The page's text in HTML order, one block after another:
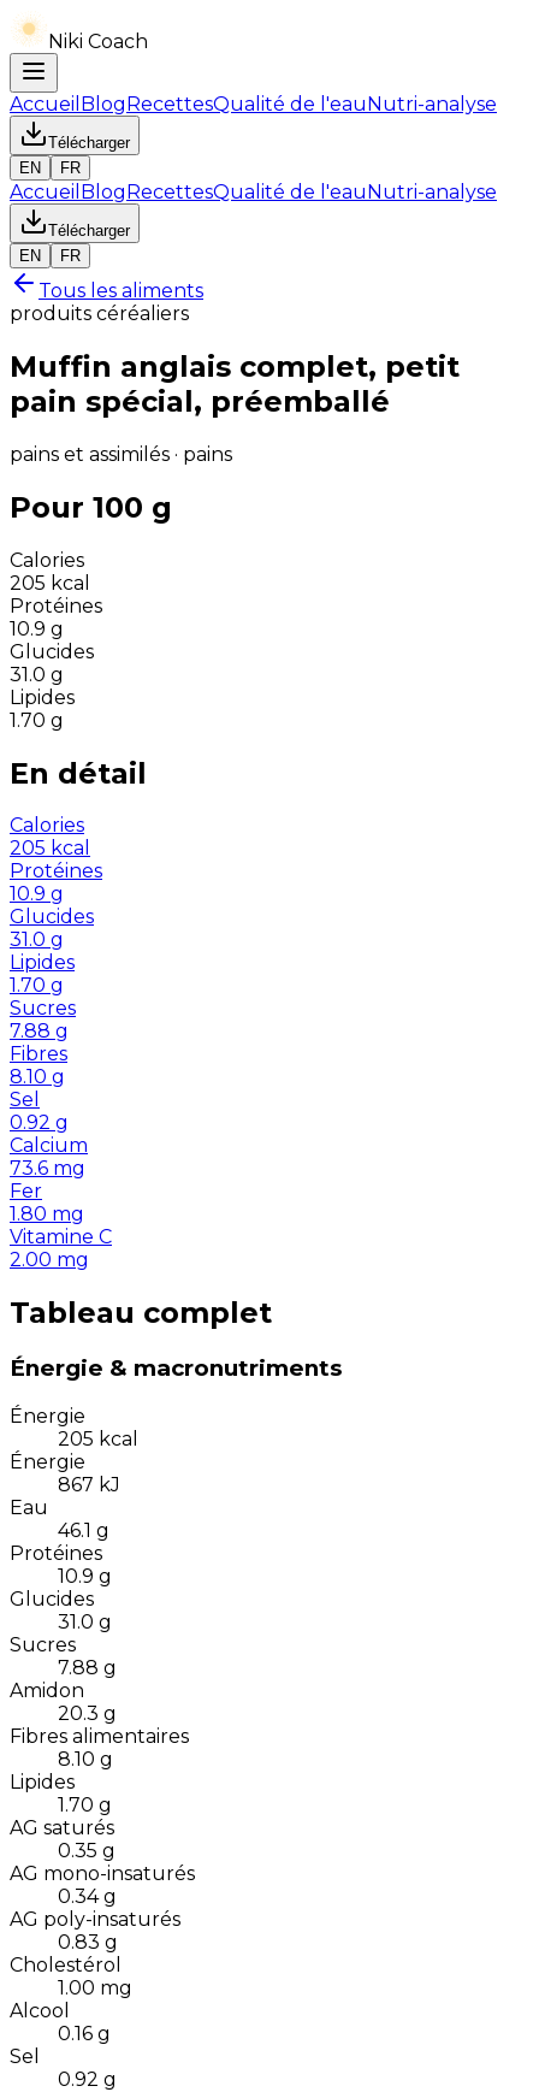
Niki Coach
Accueil BlogRecettesQualité de l'eauNutri-analyse
Télécharger
EN
FR
Accueil BlogRecettesQualité de l'eauNutri-analyse
Télécharger
EN
FR
Tous les aliments
produits céréaliers
Muffin anglais complet, petit
pain spécial, préemballé
pains et assimilés · pains
Pour 100 g
Calories
205 kcal
Protéines
10.9 g
Glucides
31.0 g
Lipides
1.70 g
En détail
Calories
205 kcal
Protéines
10.9 g
Glucides
31.0 g
Lipides
1.70 g
Sucres
7.88 g
Fibres
8.10 g
Sel
0.92 g
Calcium
73.6 mg
Fer
1.80 mg
Vitamine C
2.00 mg
Tableau complet
Énergie & macronutriments
Énergie
205 kcal
Énergie
867 kJ
Eau
46.1 g
Protéines
10.9 g
Glucides
31.0 g
Sucres
7.88 g
Amidon
20.3 g
Fibres alimentaires
8.10 g
Lipides
1.70 g
AG saturés
0.35 g
AG mono-insaturés
0.34 g
AG poly-insaturés
0.83 g
Cholestérol
1.00 mg
Alcool
0.16 g
Sel
0.92 g